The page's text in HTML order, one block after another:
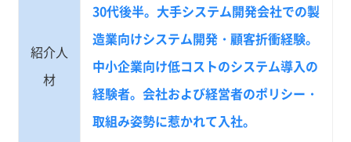
紹介人
材
30代後半。大手システム開発会社での製
造業向けシステム開発・顧客折衝経験。
中小企業向け低コストのシステム導入の
経験者。会社および経営者のポリシー・
取組み姿勢に惹かれて入社。